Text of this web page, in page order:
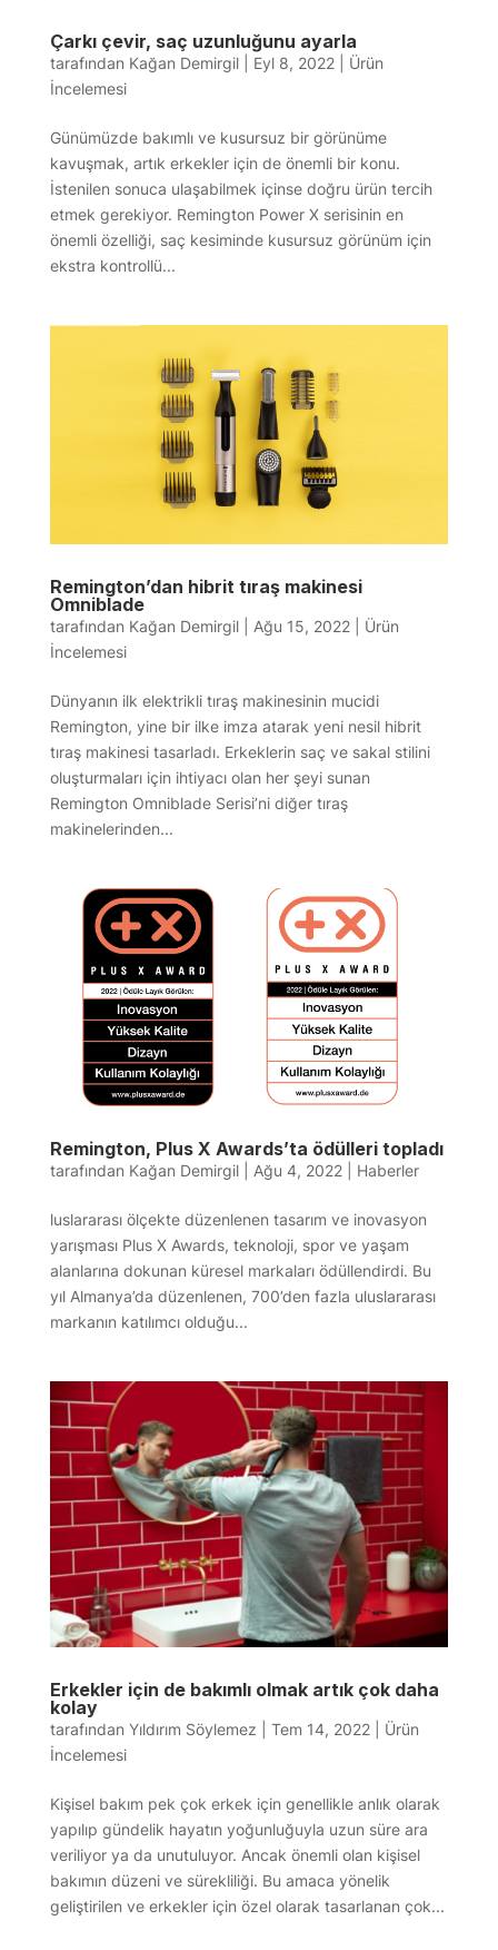
Çarkı çevir, saç uzunluğunu ayarla
tarafından Kağan Demirgil| Eyl 8, 2022| Ürün
İncelemesi
Günümüzde bakımlı ve kusursuz bir görünüme
kavuşmak, artık erkekler için de önemli bir konu.
İstenilen sonuca ulaşabilmek içinse doğru ürün tercih
etmek gerekiyor. Remington Power X serisinin en
önemli özelliği, saç kesiminde kusursuz görünüm için
ekstra kontrollü...
Remington’dan hibrit tıraş makinesi
Omniblade
tarafından Kağan Demirgil| Ağu 15, 2022| Ürün
İncelemesi
Dünyanın ilk elektrikli tıraş makinesinin mucidi
Remington, yine bir ilke imza atarak yeni nesil hibrit
tıraş makinesi tasarladı. Erkeklerin saç ve sakal stilini
oluşturmaları için ihtiyacı olan her şeyi sunan
Remington Omniblade Serisi’ni diğer tıraş
makinelerinden...
Remington, Plus X Awards’ta ödülleri topladı
tarafından Kağan Demirgil| Ağu 4, 2022| Haberler
luslararası ölçekte düzenlenen tasarım ve inovasyon
yarışması Plus X Awards, teknoloji, spor ve yaşam
alanlarına dokunan küresel markaları ödüllendirdi. Bu
yıl Almanya’da düzenlenen, 700’den fazla uluslararası
markanın katılımcı olduğu...
Erkekler için de bakımlı olmak artık çok daha
kolay
tarafından Yıldırım Söylemez Tem 14, 2022| Ürün
İncelemesi
Kişisel bakım pek çok erkek için genellikle anlık olarak
yapılıp gündelik hayatın yoğunluğuyla uzun süre ara
veriliyor ya da unutuluyor. Ancak önemli olan kişisel
bakımın düzeni ve sürekliliği. Bu amaca yönelik
geliştirilen ve erkekler için özel olarak tasarlanan çok...